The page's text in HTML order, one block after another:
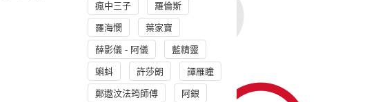
瘋中三子 羅倫斯
羅海憫 葉家寶
薛影儀 - 阿儀 藍精靈
蝌蚪 許莎朗 譚雁瞳
鄭遨汶法筠師傅 阿銀